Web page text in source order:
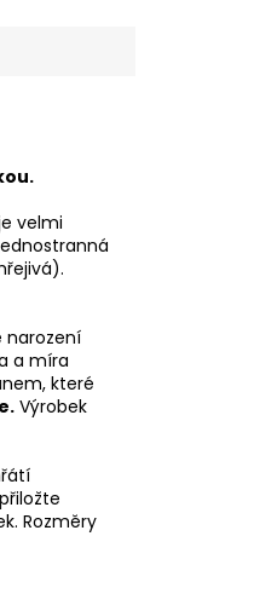
velmi
narození
a míra
které
Výrobek
Rozměry